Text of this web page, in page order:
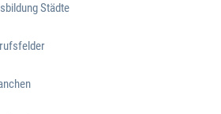
Städte